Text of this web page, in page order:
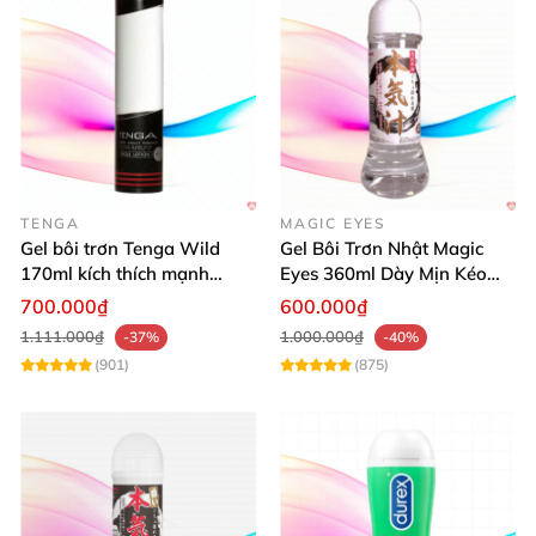
TENGA
Gel bôi trơn Tenga Wild
170ml kích thích mạnh
mượt mại dễ dùng
700.000₫
1.111.000₫
-37%
(901)
MAGIC EYES
Gel Bôi Trơn Nhật Magic
Eyes 360ml Dày Mịn Kéo
Dài Cảm Giác
600.000₫
1.000.000₫
-40%
(875)